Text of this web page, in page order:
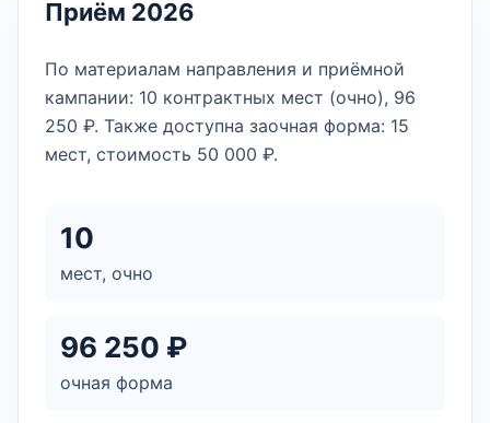
Приём 2026
По материалам направления и приёмной
кампании: 10 контрактных мест (очно), 96
250 ₽. Также доступна заочная форма: 15
мест, стоимость 50 000 ₽.
10
мест, очно
96 250 ₽
очная форма